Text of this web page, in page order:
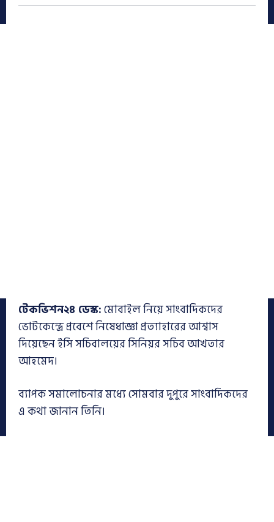
টেকভিশন২৪ ডেস্ক:মোবাইল নিয়ে সাংবাদিকদের
ভোটকেন্দ্রে প্রবেশে নিষেধাজ্ঞা প্রত্যাহারের আশ্বাস
দিয়েছেন ইসি সচিবালয়ের সিনিয়র সচিব আখতার
আহমেদ।
ব্যাপক সমালোচনার মধ্যে সোমবার দুপুরে সাংবাদিকদের
এ কথা জানান তিনি।